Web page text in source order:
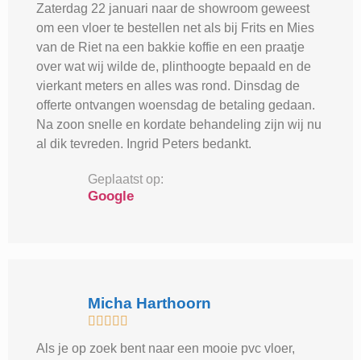
Zaterdag 22 januari naar de showroom geweest
om een vloer te bestellen net als bij Frits en Mies
van de Riet na een bakkie koffie en een praatje
over wat wij wilde de, plinthoogte bepaald en de
vierkant meters en alles was rond. Dinsdag de
offerte ontvangen woensdag de betaling gedaan.
Na zoon snelle en kordate behandeling zijn wij nu
al dik tevreden. Ingrid Peters bedankt.
Geplaatst op:
Google
Micha Harthoorn
    
Als je op zoek bent naar een mooie pvc vloer,